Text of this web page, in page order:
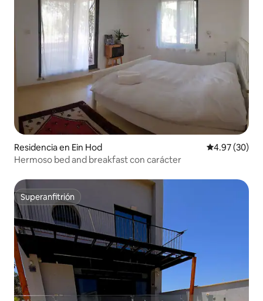
Residencia en Ein Hod Calificación
4.97 (30)
Hermoso bed and breakfast con carácter
Superanfitrión
Superanfitrión